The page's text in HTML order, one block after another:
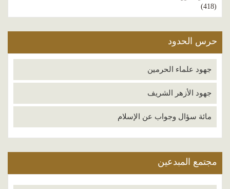
(
418
)
حرس الحدود
جهود علماء الحرمين
جهود الأزهر الشريف
مائة سؤال وجواب عن الإسلام
مجتمع المبدعين